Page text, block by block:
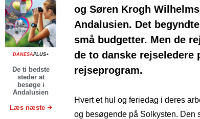
DANESAPLUS+
De ti bedste
steder at
besøge i
Andalusien
Læs næste
og Søren Krogh
Andalusien. Det
små budgetter. Men de
de to danske
rejseprogram.
Hvert et hul og feriedag i deres
og besøgende på Solkysten. Den